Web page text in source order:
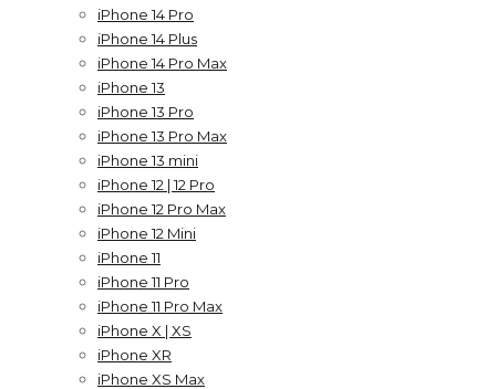
iPhone 14 Pro
iPhone 14 Plus
iPhone 14 Pro Max
iPhone 13
iPhone 13 Pro
iPhone 13 Pro Max
iPhone 13 mini
iPhone 12 | 12 Pro
iPhone 12 Pro Max
iPhone 12 Mini
iPhone 11
iPhone 11 Pro
iPhone 11 Pro Max
iPhone X | XS
iPhone XR
iPhone XS Max